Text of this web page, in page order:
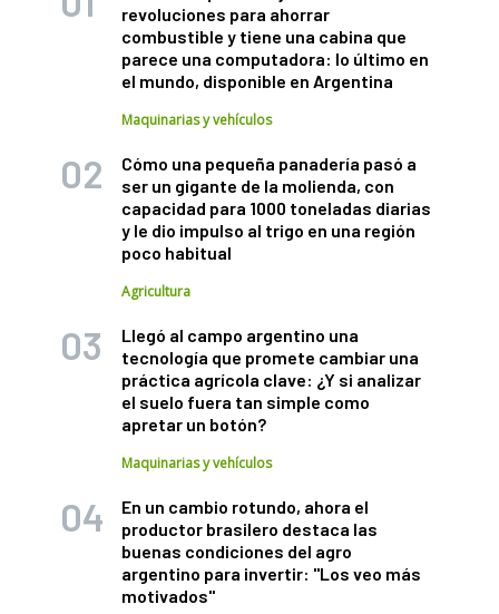
revoluciones para ahorrar
combustible y tiene una cabina que
parece una computadora: lo último en
el mundo, disponible en Argentina
Maquinarias y vehículos
Cómo una pequeña panadería pasó a
ser un gigante de la molienda, con
capacidad para 1000 toneladas diarias
y le dio impulso al trigo en una región
poco habitual
Agricultura
Llegó al campo argentino una
tecnología que promete cambiar una
práctica agrícola clave: ¿Y si analizar
el suelo fuera tan simple como
apretar un botón?
Maquinarias y vehículos
En un cambio rotundo, ahora el
productor brasilero destaca las
buenas condiciones del agro
argentino para invertir: "Los veo más
motivados"